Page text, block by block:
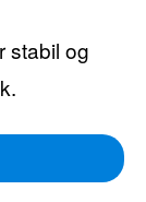
stabil og